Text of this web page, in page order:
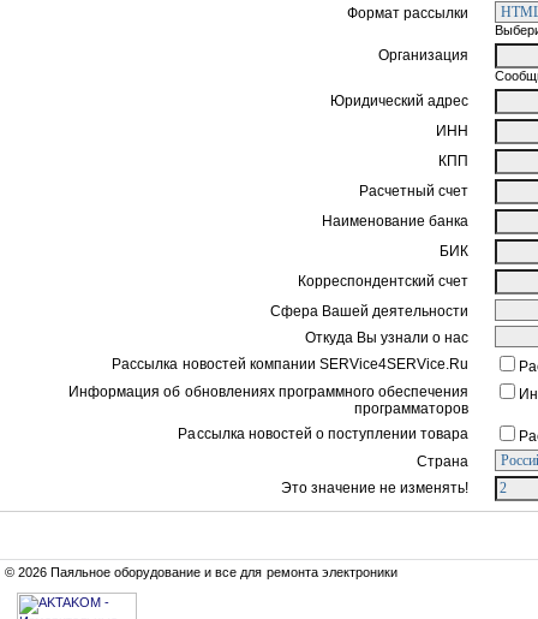
Формат рассылки
Организация
Юридический адрес
ИНН
КПП
Расчетный счет
Наименование банка
БИК
Корреспондентский счет
Сфера Вашей деятельности
Откуда Вы узнали о нас
Рассылка новостей компании SERVice4SERVice.Ru
Информация об обновлениях программного обеспечения
программаторов
Рассылка новостей о поступлении товара
Страна
Это значение не изменять!
© 2026 Паяльное оборудование и все для ремонта электроники